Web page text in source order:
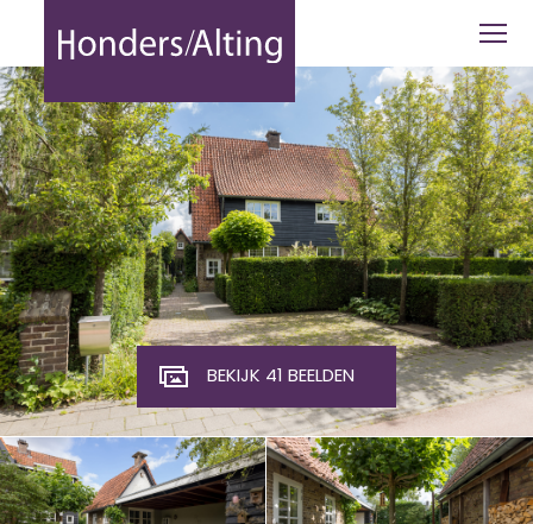
Gemullehoekenweg 103 - Honders
BEKIJK 41 BEELDEN